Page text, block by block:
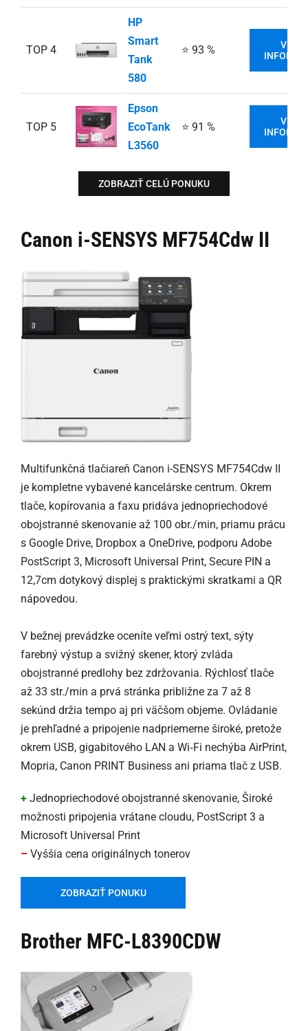
TOP 4
HP
Smart
Tank
580
⭐ 93 %
VIAC
TOP 5
Epson
EcoTank
L3560
⭐ 91 %
VIAC
ZOBRAZIŤ CELÚ PONUKU
Canon i-SENSYS MF754Cdw II
Multifunkčná tlačiareň Canon i-SENSYS MF754Cdw II
je kompletne vybavené kancelárske centrum. Okrem
tlače, kopírovania a faxu pridáva jednopriechodové
obojstranné skenovanie až 100 obr./min, priamu prácu
s Google Drive, Dropbox a OneDrive, podporu Adobe
PostScript 3, Microsoft Universal Print, Secure PIN a
12,7cm dotykový displej s praktickými skratkami a QR
nápovedou.
V bežnej prevádzke oceníte veľmi ostrý text, sýty
farebný výstup a svižný skener, ktorý zvláda
obojstranné predlohy bez zdržovania. Rýchlosť tlače
až 33 str./min a prvá stránka približne za 7 až 8
sekúnd držia tempo aj pri väčšom objeme. Ovládanie
je prehľadné a pripojenie nadpriemerne široké, pretože
okrem USB, gigabitového LAN a Wi‑Fi nechýba AirPrint,
Mopria, Canon PRINT Business ani priama tlač z USB.
+ Jednopriechodové obojstranné skenovanie, Široké
možnosti pripojenia vrátane cloudu, PostScript 3 a
Microsoft Universal Print
– Vyššia cena originálnych tonerov
ZOBRAZIŤ PONUKU
Brother MFC-L8390CDW